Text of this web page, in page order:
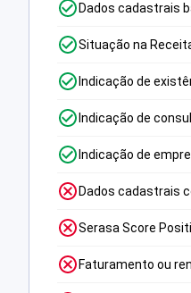
Dados cadastrais
Situação na
Indicação de
Indicação de
Indicação de
Dados cadastrais
Serasa Score
Faturamento ou